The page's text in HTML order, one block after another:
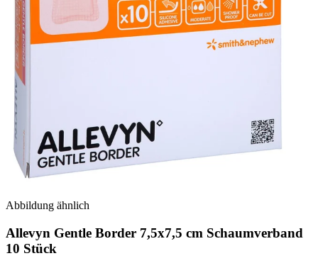
Abbildung ähnlich
Allevyn Gentle Border 7,5x7,5 cm Schaumverband
10 Stück